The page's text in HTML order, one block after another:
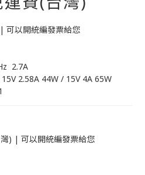
可以開統編發票給您
2.7A
2.58A 44W / 15V 4A 65W
) | 可以開統編發票給您